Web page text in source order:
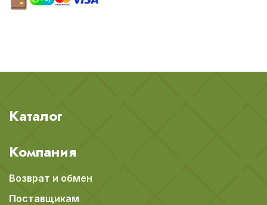
Каталог
Компания
Возврат и обмен
Поставщикам